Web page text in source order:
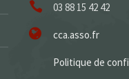
03 88 15 42 42
cca.asso.fr
Politique de